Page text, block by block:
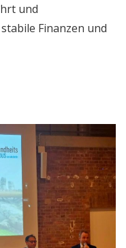
und
Finanzen und